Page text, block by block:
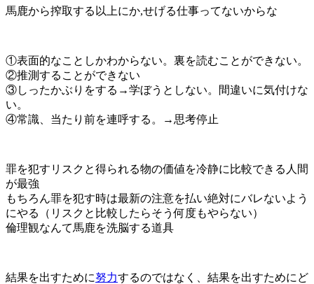
馬鹿から搾取する以上にか,せげる仕事ってないからな
①表面的なことしかわからない。裏を読むことができない。
②推測することができない
③しったかぶりをする→学ぼうとしない。間違いに気付けな
い。
④常識、当たり前を連呼する。→思考停止
罪を犯すリスクと得られる物の価値を冷静に比較できる人間
が最強
もちろん罪を犯す時は最新の注意を払い絶対にバレないよう
にやる（リスクと比較したらそう何度もやらない）
倫理観なんて馬鹿を洗脳する道具
結果を出すために努力するのではなく、結果を出すためにど